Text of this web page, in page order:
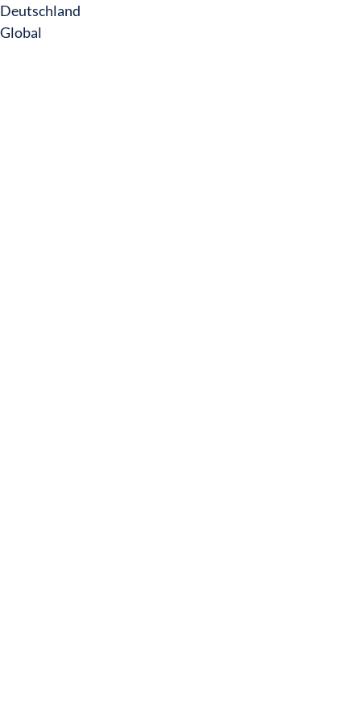
Deutschland
Global